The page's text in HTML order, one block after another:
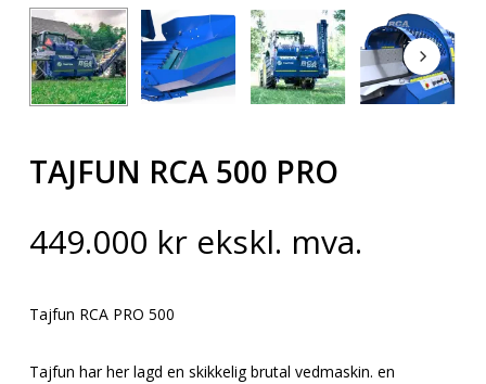
TAJFUN RCA 500 PRO
449.000 kr ekskl. mva.
Tajfun RCA PRO 500
Tajfun har her lagd en skikkelig brutal vedmaskin. en